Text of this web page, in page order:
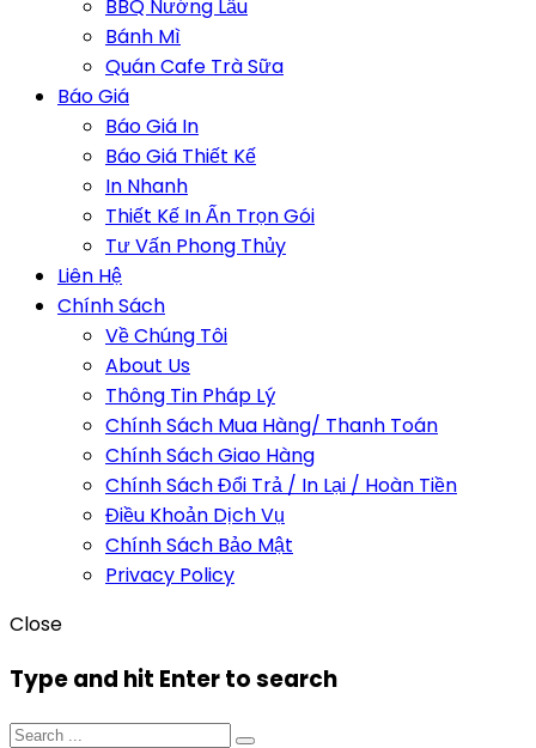
BBQ Nướng Lẩu
Bánh Mì
Quán Cafe Trà Sữa
Báo Giá
Báo Giá In
Báo Giá Thiết Kế
In Nhanh
Thiết Kế In Ấn Trọn Gói
Tư Vấn Phong Thủy
Liên Hệ
Chính Sách
Về Chúng Tôi
About Us
Thông Tin Pháp Lý
Chính Sách Mua Hàng/ Thanh Toán
Chính Sách Giao Hàng
Chính Sách Đổi Trả / In Lại / Hoàn Tiền
Điều Khoản Dịch Vụ
Chính Sách Bảo Mật
Privacy Policy
Close
Type and hit Enter to search